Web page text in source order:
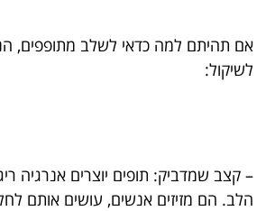
אם תהיתם למה כדאי לשלב מתופפים,
לשיקול:
– קצב שמדביק: תופים יוצרים אנרגיה
הלב. הם מזיזים אנשים, עושים אותם